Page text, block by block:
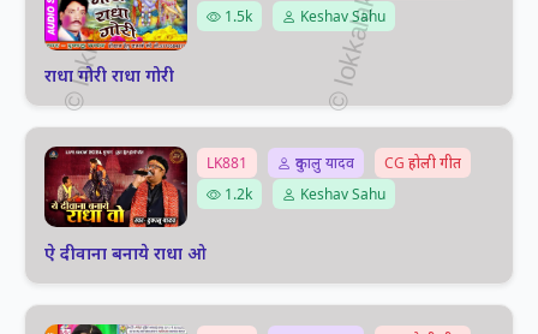
1.5k
Keshav Sahu
राधा गोरी राधा गोरी
LK881 दुकालु यादव
CG होली गीत
1.2k
Keshav Sahu
ऐ दीवाना बनाये राधा ओ